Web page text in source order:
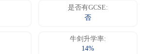
是否有GCSE:
否
牛剑升学率:
14%